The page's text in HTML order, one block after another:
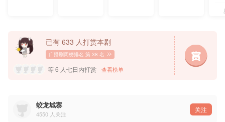
已有 633 人打赏本剧
广播剧周榜排名 第 38 名
等 6 人七日内打赏 查看榜单
蛟龙城寨
4550 人关注
关注